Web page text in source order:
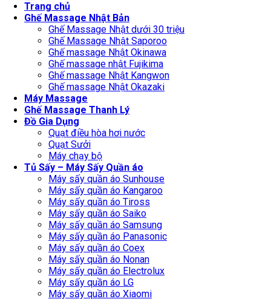
Trang chủ
Ghế Massage Nhật Bản
Ghế Massage Nhật dưới 30 triệu
Ghế Massage Nhật Saporoo
Ghế massage Nhật Okinawa
Ghế massage nhật Fujikima
Ghế massage Nhật Kangwon
Ghế massage Nhật Okazaki
Máy Massage
Ghế Massage Thanh Lý
Đồ Gia Dụng
Quạt điều hòa hơi nước
Quạt Sưởi
Máy chạy bộ
Tủ Sấy – Máy Sấy Quần áo
Máy sấy quần áo Sunhouse
Máy sấy quần áo Kangaroo
Máy sấy quần áo Tiross
Máy sấy quần áo Saiko
Máy sấy quần áo Samsung
Máy sấy quần áo Panasonic
Máy sấy quần áo Coex
Máy sấy quần áo Nonan
Máy sấy quần áo Electrolux
Máy sấy quần áo LG
Máy sấy quần áo Xiaomi